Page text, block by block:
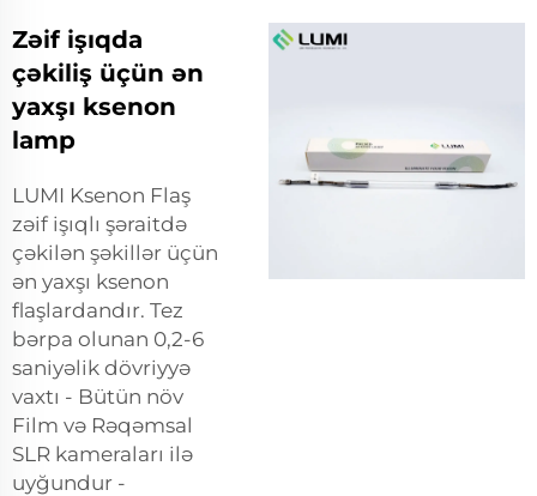
Zəif işıqda
çəkiliş üçün ən
yaxşı ksenon
lamp
LUMI Ksenon Flaş
zəif işıqlı şəraitdə
çəkilən şəkillər üçün
ən yaxşı ksenon
flaşlardandır. Tez
bərpa olunan 0,2-6
saniyəlik dövriyyə
vaxtı - Bütün növ
Film və Rəqəmsal
SLR kameraları ilə
uyğundur -